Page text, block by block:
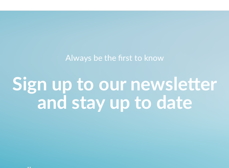
Always be the first to know
Sign up to our newsletter
and stay up to date